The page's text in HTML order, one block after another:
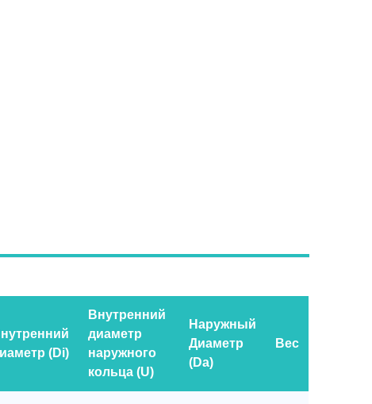
(Di)
Внутренний
диаметр
наружного
кольца (U)
Наружный
Диаметр
(Da)
Вес